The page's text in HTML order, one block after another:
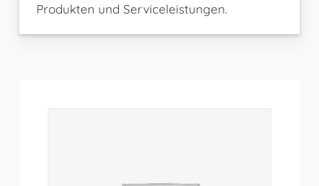
Produkten und Serviceleistungen.